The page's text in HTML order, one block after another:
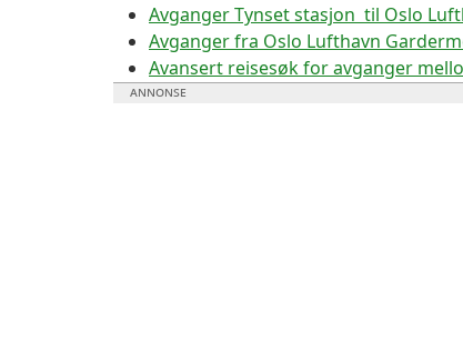
Avganger Tynset stasjon til Oslo
Avganger fra Oslo Lufthavn
Avansert reisesøk for avganger